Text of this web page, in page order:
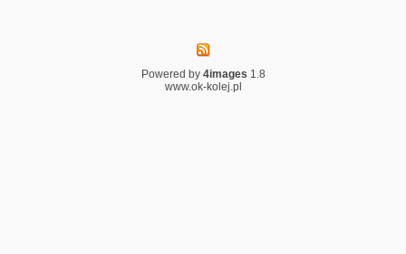
Powered by 4images 1.8
www.ok-kolej.pl